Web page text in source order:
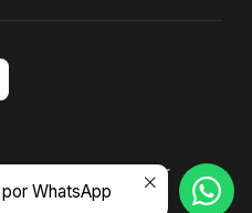
Desarrollado por
WhatsApp